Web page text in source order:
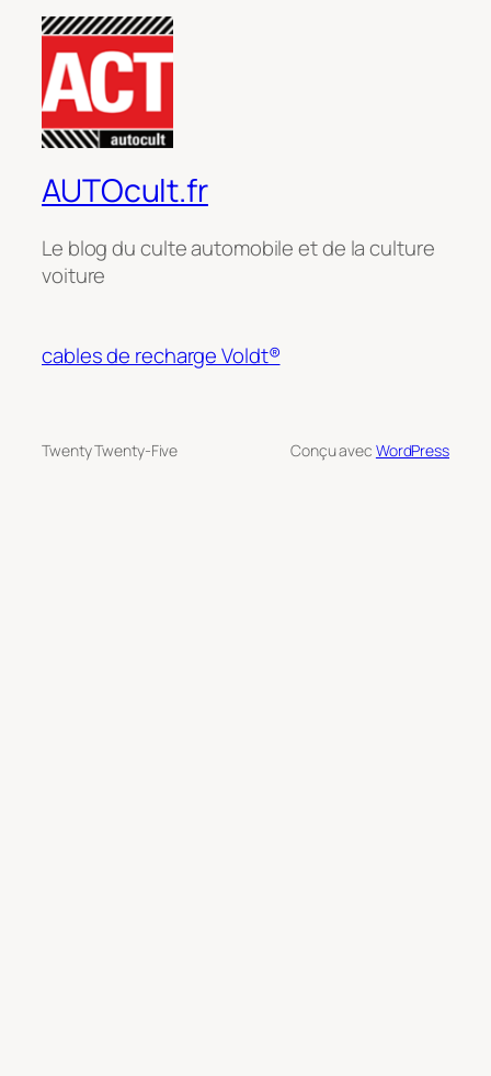
AUTOcult.fr
Le blog du culte automobile et de la culture
voiture
cables de recharge Voldt®
Twenty Twenty-Five Conçu avec WordPress